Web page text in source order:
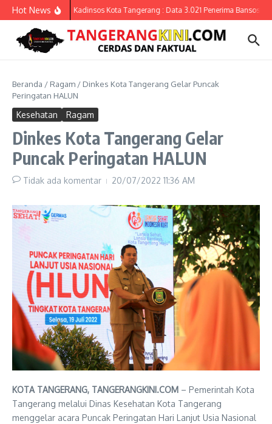
Lewati ke konten
Hot News Kadinsos Kota Tangerang : Data 3.021 Penerima Bansos
Beranda / Ragam / Dinkes Kota Tangerang Gelar Puncak
Peringatan HALUN
Kesehatan Ragam
Dinkes Kota Tangerang Gelar
Puncak Peringatan HALUN
Tidak ada komentar 20/07/2022 11:36 AM
KOTA TANGERANG, TANGERANGKINI.COM – Pemerintah Kota
Tangerang melalui Dinas Kesehatan Kota Tangerang
menggelar acara Puncak Peringatan Hari Lanjut Usia Nasional